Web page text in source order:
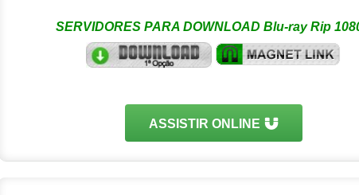
SERVIDORES PARA DOWNLOAD Blu-ray Rip
ASSISTIR ONLINE